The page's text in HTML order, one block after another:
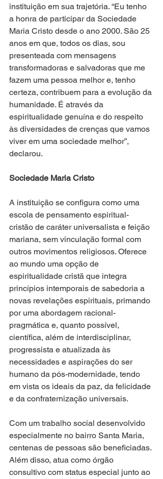
instituição em sua trajetória. “Eu tenho
a honra de participar da Sociedade
Maria Cristo desde o ano 2000. São 25
anos em que, todos os dias, sou
presenteada com mensagens
transformadoras e salvadoras que me
fazem uma pessoa melhor e, tenho
certeza, contribuem para a evolução da
humanidade. É através da
espiritualidade genuína e do respeito
às diversidades de crenças que vamos
viver em uma sociedade melhor”,
declarou.
Sociedade Maria Cristo
A instituição se configura como uma
escola de pensamento espiritual-
cristão de caráter universalista e feição
mariana, sem vinculação formal com
outros movimentos religiosos. Oferece
ao mundo uma opção de
espiritualidade cristã que integra
princípios intemporais de sabedoria a
novas revelações espirituais, primando
por uma abordagem racional-
pragmática e, quanto possível,
científica, além de interdisciplinar,
progressista e atualizada às
necessidades e aspirações do ser
humano da pós-modernidade, tendo
em vista os ideais da paz, da felicidade
e da confraternização universais.
Com um trabalho social desenvolvido
especialmente no bairro Santa Maria,
centenas de pessoas são beneficiadas.
Além disso, atua como órgão
consultivo com status especial junto ao